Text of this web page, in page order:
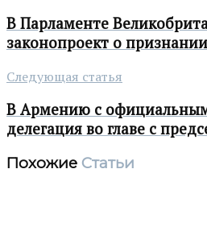
В Парламенте
законопроект о
Следующая статья
В Армению с
делегация во главе с
Похожие Статьи